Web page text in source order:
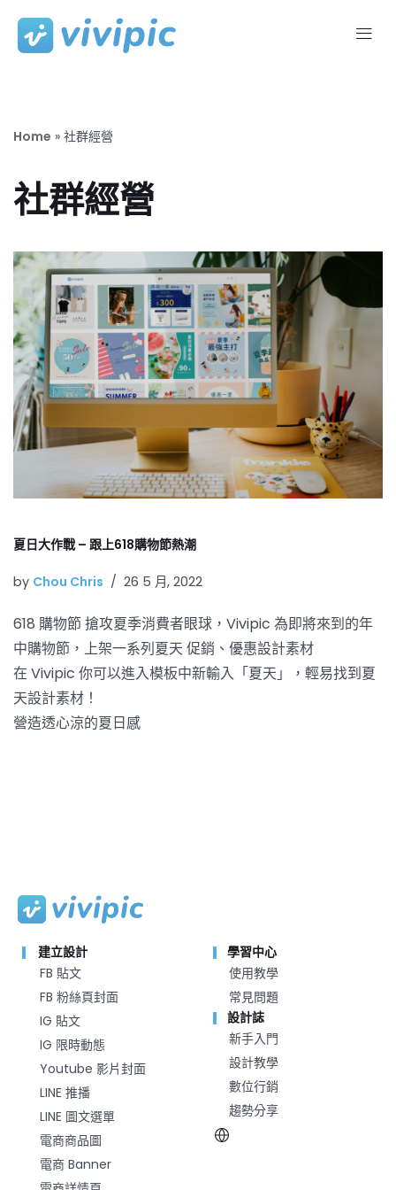
Skip
Home » 社群經營
社群經營
夏日大作戰 – 跟上618購物節熱潮
by Chou Chris 26 5 月, 2022
618 購物節 搶攻夏季消費者眼球，Vivipic 為即將來到的年
中購物節，上架一系列夏天 促銷、優惠設計素材
在 Vivipic 你可以進入模板中新輸入「夏天」，輕易找到夏
天設計素材！
營造透心涼的夏日感
建立設計
FB 貼文
FB 粉絲頁封面
IG 貼文
IG 限時動態
Youtube 影片封面
LINE 推播
LINE 圖文選單
電商商品圖
電商 Banner
學習中心
使用教學
常見問題
設計誌
新手入門
設計教學
數位行銷
趨勢分享